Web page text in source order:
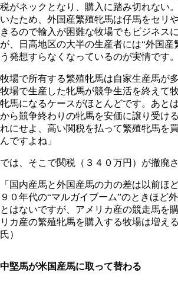
税がネックとなり、購入に踏み切れない
いたため、外国産繁殖牝馬は仔馬をセリ
きるので輸入が困難な牧場でもビジネス
が、日高地区の大半の生産者には“外国産
う発想すらなくなっているのが実情です。
牧場で所有する繁殖牝馬は自家生産馬が
牧場で生産した牝馬が競争生活を終えて
牝馬になるケースがほとんどです。あと
から競争終わりの牝馬を安価に譲り受け
れにせよ、高い関税を払って繁殖牝馬を
んですよね」
では、そこで関税（３４０万円）が撤廃
「国内産馬と外国産馬の力の差は以前ほ
９０年代の“マルガイブーム”のときほど
とはないですが、アメリカ産の競走馬を
リカ産の繁殖牝馬を購入する牧場は増え
氏）
中堅馬が米国産馬に取って替わる